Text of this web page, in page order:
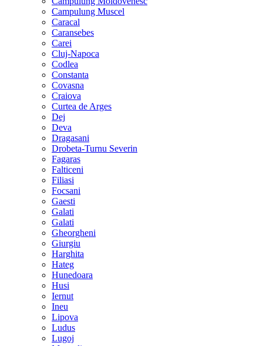
Campulung Muscel
Caracal
Caransebes
Carei
Cluj-Napoca
Codlea
Constanta
Covasna
Craiova
Curtea de Arges
Dej
Deva
Dragasani
Drobeta-Turnu Severin
Fagaras
Falticeni
Filiasi
Focsani
Gaesti
Galati
Galati
Gheorgheni
Giurgiu
Harghita
Hateg
Hunedoara
Husi
Iernut
Ineu
Lipova
Ludus
Lugoj